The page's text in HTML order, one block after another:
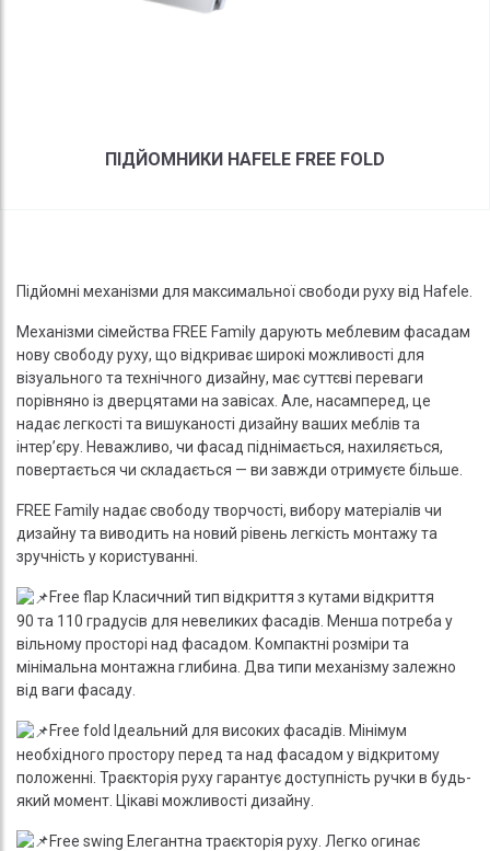
ПІДЙОМНИКИ HAFELE FREE FOLD
Підйомні механізми для максимальної свободи руху від Hafele.
Механізми сімейства FREE Family дарують меблевим фасадам
нову свободу руху, що відкриває широкі можливості для
візуального та технічного дизайну, має суттєві переваги
порівняно із дверцятами на завісах. Але, насамперед, це
надає легкості та вишуканості дизайну ваших меблів та
інтер’єру. Неважливо, чи фасад піднімається, нахиляється,
повертається чи складається — ви завжди отримуєте більше.
FREE Family надає свободу творчості, вибору матеріалів чи
дизайну та виводить на новий рівень легкість монтажу та
зручність у користуванні.
Free flap Класичний тип відкриття з кутами відкриття
90 та 110 градусів для невеликих фасадів. Менша потреба у
вільному просторі над фасадом. Компактні розміри та
мінімальна монтажна глибина. Два типи механізму залежно
від ваги фасаду.
Free fold Ідеальний для високих фасадів. Мінімум
необхідного простору перед та над фасадом у відкритому
положенні. Траєкторія руху гарантує доступність ручки в будь-
який момент. Цікаві можливості дизайну.
Free swing Елегантна траєкторія руху. Легко огинає